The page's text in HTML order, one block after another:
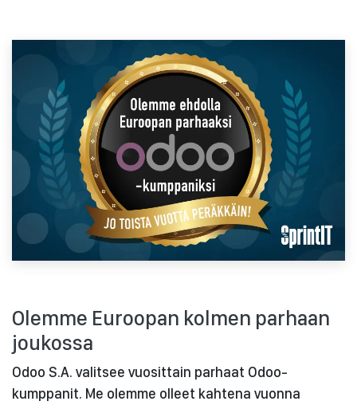
Olemme Euroopan kolmen parhaan
joukossa
Odoo S.A. valitsee vuosittain parhaat Odoo-
kumppanit. Me olemme olleet kahtena vuonna